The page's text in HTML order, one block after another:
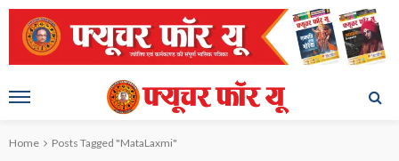
Home Posts Tagged "MataLaxmi"